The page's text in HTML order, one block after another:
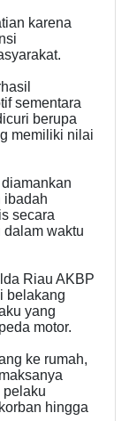
karena
sementara
berupa
memiliki nilai
ibadah
secara
dalam waktu
Riau AKBP
belakang
yang
motor.
ke rumah,
pelaku
hingga